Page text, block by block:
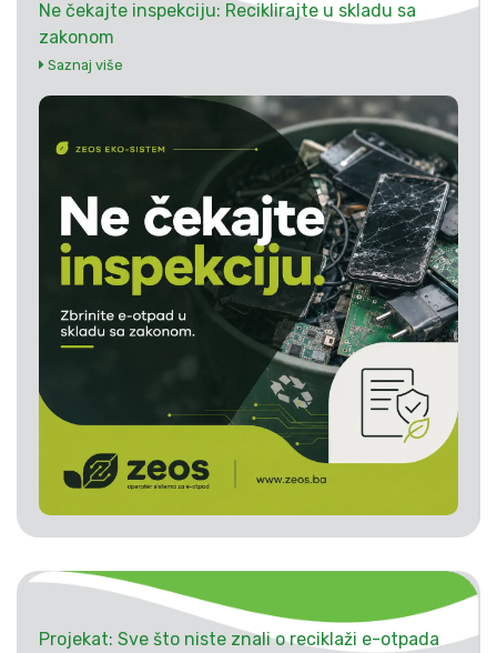
Ne čekajte inspekciju: Reciklirajte u skladu sa
zakonom
Saznaj više
Projekat: Sve što niste znali o reciklaži e-otpada